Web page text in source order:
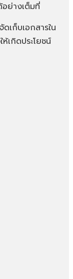
ย่างเต็มที่
เก็บเอกสารใน
เกิดประโยชน์